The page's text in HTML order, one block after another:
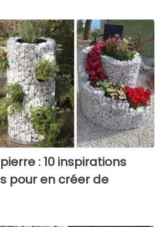
: 10 inspirations
pour en créer de